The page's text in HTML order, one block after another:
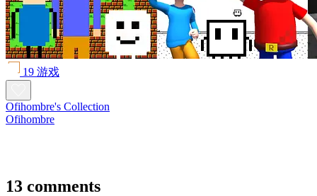
19 游戏
Ofihombre's Collection
Ofihombre
13 comments